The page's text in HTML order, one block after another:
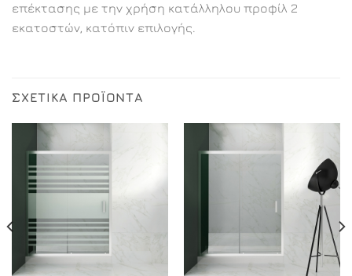
επέκτασης με την χρήση κατάλληλου προφίλ 2
εκατοστών, κατόπιν επιλογής.
ΣΧΕΤΙΚΆ ΠΡΟΪΌΝΤΑ